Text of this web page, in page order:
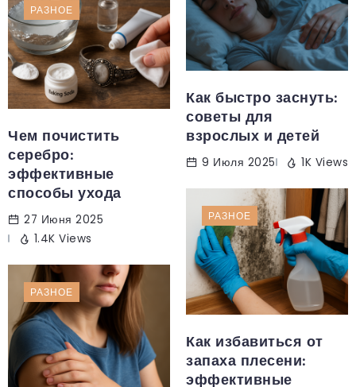
Как быстро заснуть:
советы для
взрослых и детей
9 Июля 2025 1K Views
РАЗНОЕ
Чем почистить
серебро:
эффективные
способы ухода
27 Июня 2025
1.4K Views
РАЗНОЕ
Как избавиться от
запаха плесени:
эффективные
РАЗНОЕ